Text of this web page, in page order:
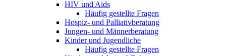
HIV und Aids
Häufig gestellte Fragen
Hospiz- und Palliativberatung
Jungen- und Männerberatung
Kinder und Jugendliche
Häufig gestellte Fragen